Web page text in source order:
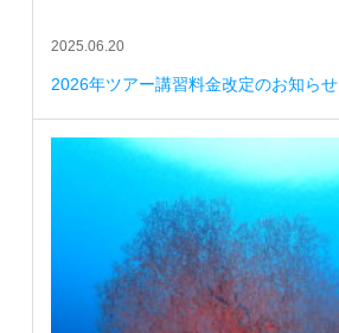
2025.06.20
2026年ツアー講習料金改定のお知らせ